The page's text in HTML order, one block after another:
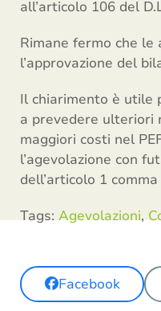
all’articolo 106 del
Rimane fermo che
l’approvazione del
Il chiarimento è utile
a prevedere ulteriori
maggiori costi nel
l’agevolazione con
dell’articolo 1
Tags: Agevolazioni,
Facebook